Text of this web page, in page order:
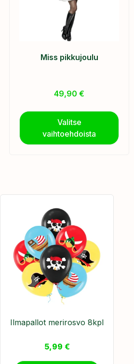
Miss pikkujoulu
49,90€
Valitse
vaihtoehdoista
Ilmapallot merirosvo 8kpl
5,99 €